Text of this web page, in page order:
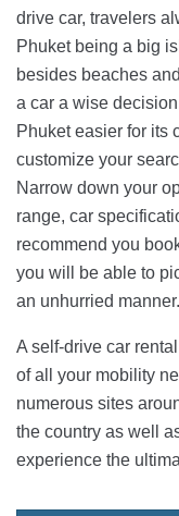
drive car, travelers
Phuket being a big
besides beaches
a car a wise
Phuket easier for its
customize your
Narrow down your
range, car
recommend you
you will be able to
an unhurried manner.
A self-drive car
of all your mobility
numerous sites
the country as well
experience the